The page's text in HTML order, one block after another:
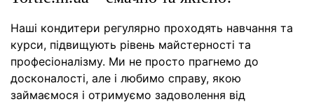
Наші кондитери регулярно проходять навчання та
курси, підвищують рівень майстерності та
професіоналізму. Ми не просто прагнемо до
досконалості, але і любимо справу, якою
займаємося і отримуємо задоволення від